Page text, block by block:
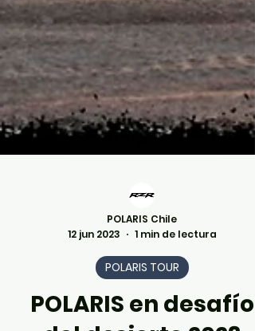
POLARIS Chile
12 jun 2023
1 min de lectura
POLARIS TOUR